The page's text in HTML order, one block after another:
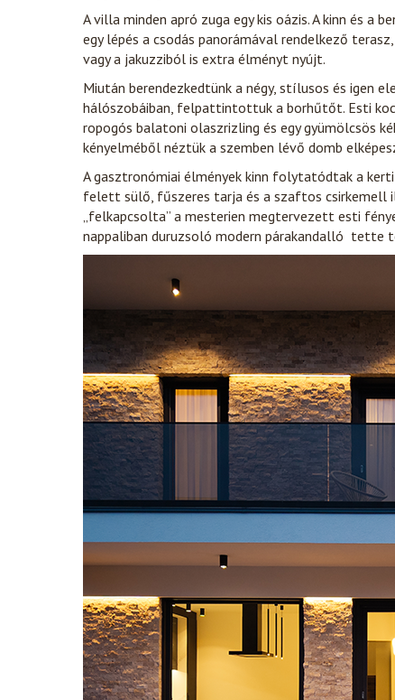
A villa minden apró zuga egy kis oázis. A kinn és a
egy lépés a csodás panorámával rendelkező
vagy a jakuzziból is extra élményt nyújt.
Miután berendezkedtünk a négy, stílusos és igen
hálószobáiban, felpattintottuk a borhűtőt. Esti
ropogós balatoni olaszrizling és egy gyümölcsös
kényelméből néztük a szemben lévő domb
A gasztronómiai élmények kinn folytatódtak a
felett sülő, fűszeres tarja és a szaftos csirkemell
„felkapcsolta” a mesterien megtervezett esti
nappaliban duruzsoló modern párakandalló tette